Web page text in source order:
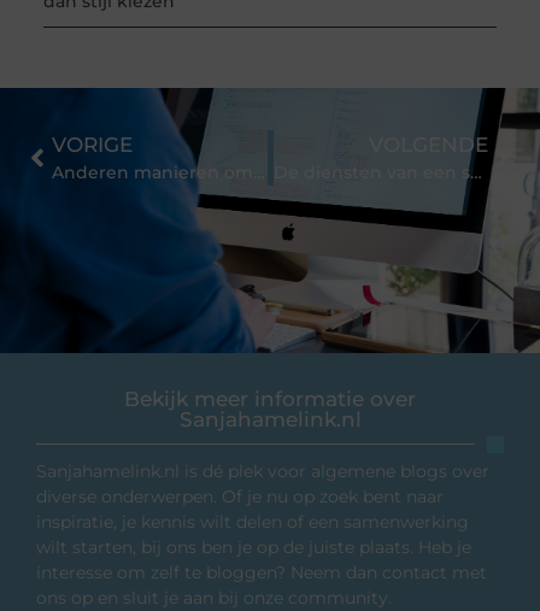
Bekijk meer informatie over
Sanjahamelink.nl
Sanjahamelink.nl is dé plek voor algemene blogs over
diverse onderwerpen. Of je nu op zoek bent naar
inspiratie, je kennis wilt delen of een samenwerking
wilt starten, bij ons ben je op de juiste plaats. Heb je
interesse om zelf te bloggen? Neem dan contact met
ons op en sluit je aan bij onze community.
VORIGE
Anderen manieren om borsten te vergroten
VOLGENDE
De diensten van een stomerij